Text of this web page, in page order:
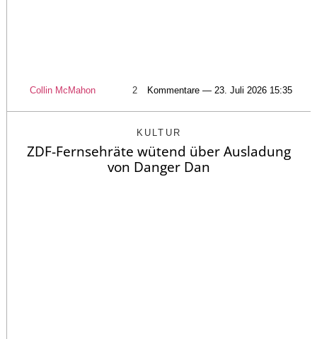
Collin McMahon 2 Kommentare — 23. Juli 2026 15:35
KULTUR
ZDF-Fernsehräte wütend über Ausladung
von Danger Dan